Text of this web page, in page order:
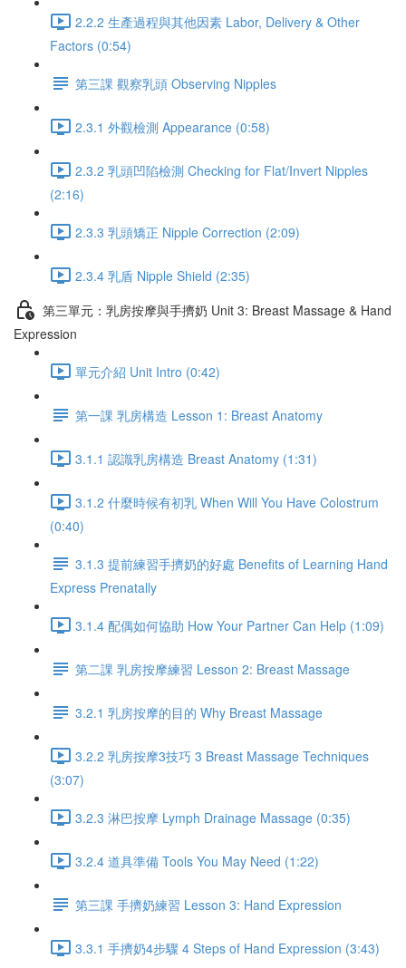
2.2.2 生產過程與其他因素 Labor, Delivery & Other
Factors (0:54)
第三課 觀察乳頭 Observing Nipples
2.3.1 外觀檢測 Appearance (0:58)
2.3.2 乳頭凹陷檢測 Checking for Flat/Invert Nipples
(2:16)
2.3.3 乳頭矯正 Nipple Correction (2:09)
2.3.4 乳盾 Nipple Shield (2:35)
第三單元：乳房按摩與手擠奶 Unit 3: Breast Massage & Hand
Expression
單元介紹 Unit Intro (0:42)
第一課 乳房構造 Lesson 1: Breast Anatomy
3.1.1 認識乳房構造 Breast Anatomy (1:31)
3.1.2 什麼時候有初乳 When Will You Have Colostrum
(0:40)
3.1.3 提前練習手擠奶的好處 Benefits of Learning Hand
Express Prenatally
3.1.4 配偶如何協助 How Your Partner Can Help (1:09)
第二課 乳房按摩練習 Lesson 2: Breast Massage
3.2.1 乳房按摩的目的 Why Breast Massage
3.2.2 乳房按摩3技巧 3 Breast Massage Techniques
(3:07)
3.2.3 淋巴按摩 Lymph Drainage Massage (0:35)
3.2.4 道具準備 Tools You May Need (1:22)
第三課 手擠奶練習 Lesson 3: Hand Expression
3.3.1 手擠奶4步驟 4 Steps of Hand Expression (3:43)